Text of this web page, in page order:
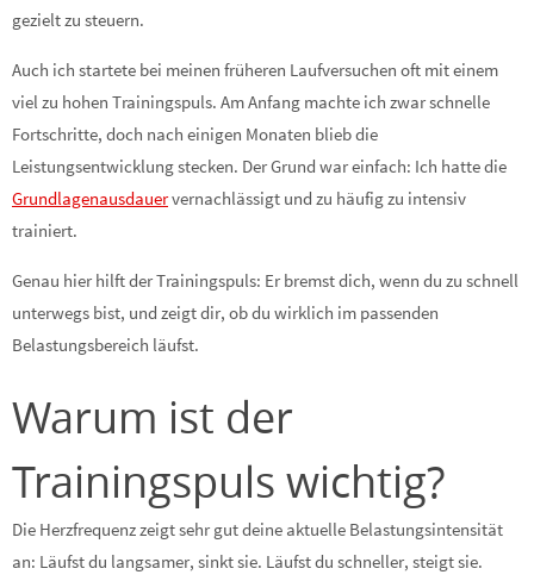
gezielt zu steuern.
Auch ich startete bei meinen früheren Laufversuchen oft mit einem
viel zu hohen Trainingspuls. Am Anfang machte ich zwar schnelle
Fortschritte, doch nach einigen Monaten blieb die
Leistungsentwicklung stecken. Der Grund war einfach: Ich hatte die
Grundlagenausdauervernachlässigt und zu häufig zu intensiv
trainiert.
Genau hier hilft der Trainingspuls: Er bremst dich, wenn du zu schnell
unterwegs bist, und zeigt dir, ob du wirklich im passenden
Belastungsbereich läufst.
Warum ist der
Trainingspuls wichtig?
Die Herzfrequenz zeigt sehr gut deine aktuelle Belastungsintensität
an: Läufst du langsamer, sinkt sie. Läufst du schneller, steigt sie.